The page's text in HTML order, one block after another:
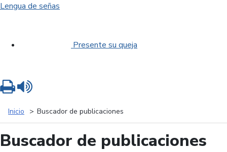
Lengua de señas
Presente su queja
Inicio Buscador de publicaciones
Buscador de publicaciones
Imprimir